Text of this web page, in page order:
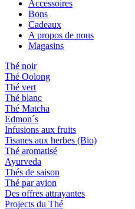
Accessoires
Bons
Cadeaux
A propos de nous
Magasins
Thé noir
Thé Oolong
Thé vert
Thé blanc
Thé Matcha
Edmon´s
Infusions aux fruits
Tisanes aux herbes (Bio)
Thé aromatisé
Ayurveda
Thés de saison
Thé par avion
Des offres attrayantes
Projects du Thé